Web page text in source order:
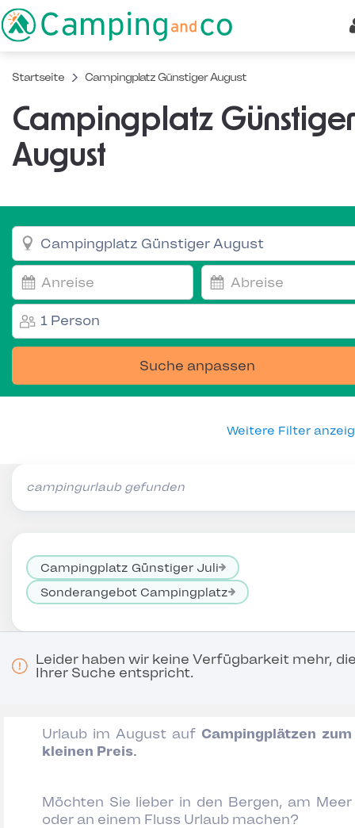
Startseite Campingplatz Günstiger August
Campingplatz Günstiger
August
1 Person
Suche anpassen
Weitere Filter
campingurlaub gefunden
Campingplatz Günstiger Juli
Sonderangebot Campingplatz
Leider haben wir keine Verfügbarkeit mehr,
Ihrer Suche entspricht.
Urlaub im August auf Campingplätzen zum
kleinen Preis.
Möchten Sie lieber in den Bergen, am Meer
oder an einem Fluss Urlaub machen?